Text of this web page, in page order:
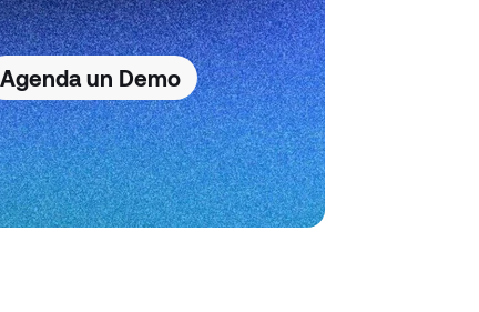
Agenda un Demo